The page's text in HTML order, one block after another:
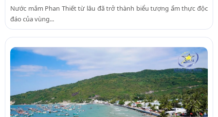
Nước mắm Phan Thiết từ lâu đã trở thành biểu tượng ẩm thực độc
đáo của vùng...